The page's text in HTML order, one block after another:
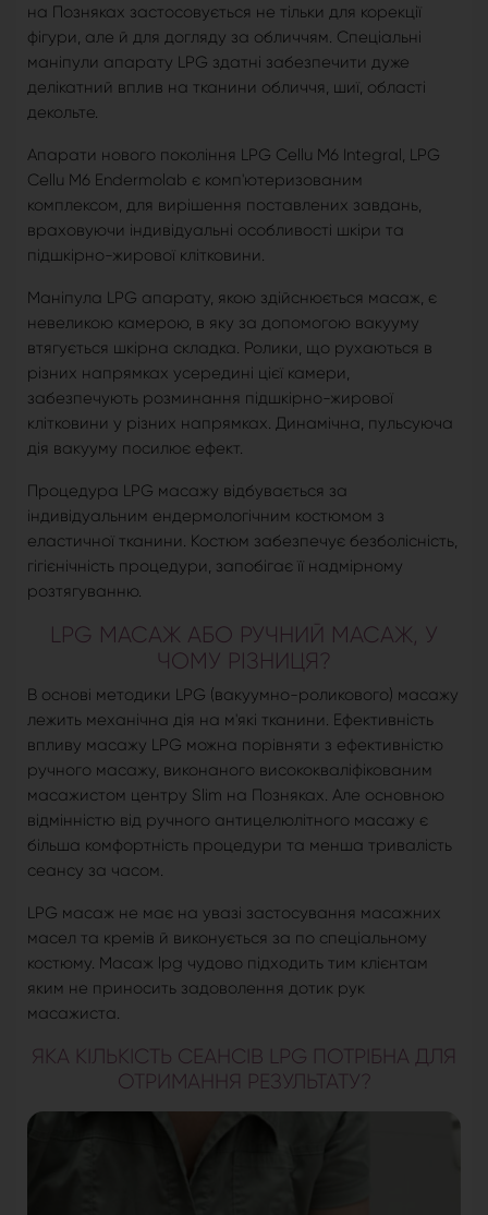
на Позняках застосовується не тільки для корекції
фігури, але й для догляду за обличчям. Спеціальні
маніпули апарату LPG здатні забезпечити дуже
делікатний вплив на тканини обличчя, шиї, області
декольте.
Апарати нового покоління LPG Cellu M6 Integral, LPG
Cellu M6 Endermolab є комп'ютеризованим
комплексом, для вирішення поставлених завдань,
враховуючи індивідуальні особливості шкіри та
підшкірно-жирової клітковини.
Маніпула LPG апарату, якою здійснюється масаж, є
невеликою камерою, в яку за допомогою вакууму
втягується шкірна складка. Ролики, що рухаються в
різних напрямках усередині цієї камери,
забезпечують розминання підшкірно-жирової
клітковини у різних напрямках. Динамічна, пульсуюча
дія вакууму посилює ефект.
Процедура LPG масажу відбувається за
індивідуальним ендермологічним костюмом з
еластичної тканини. Костюм забезпечує безболісність,
гігієнічність процедури, запобігає її надмірному
розтягуванню.
LPG МАСАЖ АБО РУЧНИЙ МАСАЖ, У
ЧОМУ РІЗНИЦЯ?
В основі методики LPG (вакуумно-роликового) масажу
лежить механічна дія на м'які тканини. Ефективність
впливу масажу LPG можна порівняти з ефективністю
ручного масажу, виконаного висококваліфікованим
масажистом центру Slim на Позняках. Але основною
відмінністю від ручного антицелюлітного масажу є
більша комфортність процедури та менша тривалість
сеансу за часом.
LPG масаж не має на увазі застосування масажних
масел та кремів й виконується за по спеціальному
костюму. Масаж lpg чудово підходить тим клієнтам
яким не приносить задоволення дотик рук
масажиста.
ЯКА КІЛЬКІСТЬ СЕАНСІВ LPG ПОТРІБНА ДЛЯ
ОТРИМАННЯ РЕЗУЛЬТАТУ?